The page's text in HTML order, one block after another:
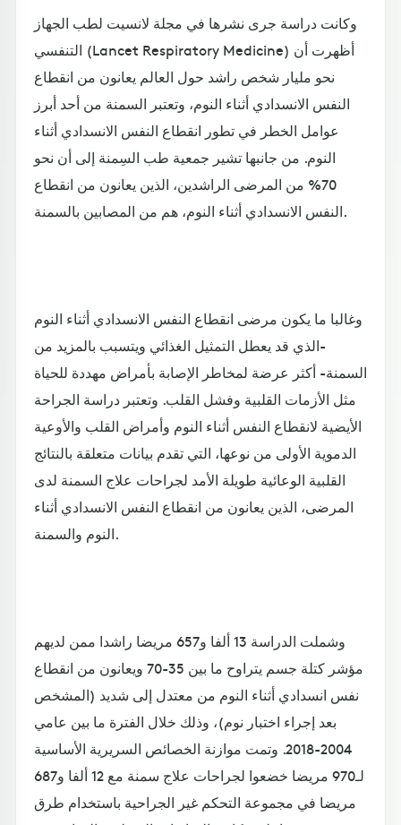
وكانت دراسة جرى نشرها في مجلة لانسيت لطب الجهاز
التنفسي (Lancet Respiratory Medicine) أظهرت أن
نحو مليار شخص راشد حول العالم يعانون من انقطاع
النفس الانسدادي أثناء النوم، وتعتبر السمنة من أحد أبرز
عوامل الخطر في تطور انقطاع النفس الانسدادي أثناء
النوم. من جانبها تشير جمعية طب السِمنة إلى أن نحو
70% من المرضى الراشدين، الذين يعانون من انقطاع
النفس الانسدادي أثناء النوم، هم من المصابين بالسمنة.
وغالبا ما يكون مرضى انقطاع النفس الانسدادي أثناء النوم
-الذي قد يعطل التمثيل الغذائي ويتسبب بالمزيد من
السمنة- أكثر عرضة لمخاطر الإصابة بأمراض مهددة للحياة
مثل الأزمات القلبية وفشل القلب. وتعتبر دراسة الجراحة
الأيضية لانقطاع النفس أثناء النوم وأمراض القلب والأوعية
الدموية الأولى من نوعها، التي تقدم بيانات متعلقة بالنتائج
القلبية الوعائية طويلة الأمد لجراحات علاج السمنة لدى
المرضى، الذين يعانون من انقطاع النفس الانسدادي أثناء
النوم والسمنة.
وشملت الدراسة 13 ألفا و657 مريضا راشدا ممن لديهم
مؤشر كتلة جسم يتراوح ما بين 35-70 ويعانون من انقطاع
نفس انسدادي أثناء النوم من معتدل إلى شديد (المشخص
بعد إجراء اختبار نوم)، وذلك خلال الفترة ما بين عامي
2004-2018. وتمت موازنة الخصائص السريرية الأساسية
لـ970 مريضا خضعوا لجراحات علاج سمنة مع 12 ألفا و687
مريضا في مجموعة التحكم غير الجراحية باستخدام طرق